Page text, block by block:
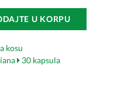
U KORPU
kosu
30 kapsula